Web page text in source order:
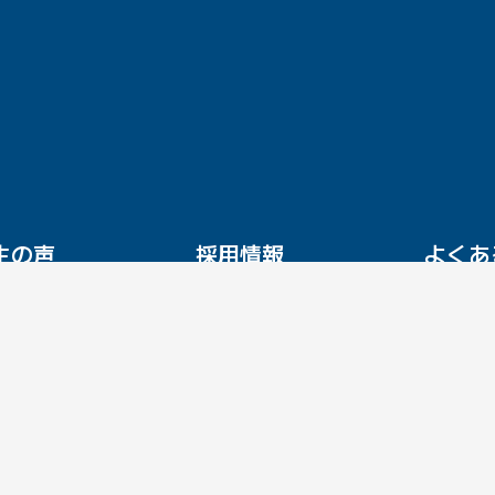
の声 採用情報 よく